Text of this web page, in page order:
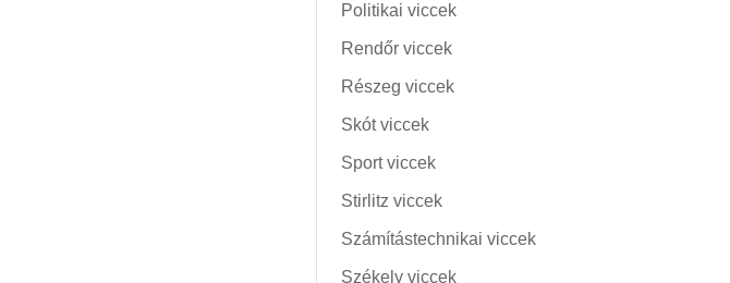
Politikai viccek
Rendőr viccek
Részeg viccek
Skót viccek
Sport viccek
Stirlitz viccek
Számítástechnikai viccek
Székely viccek